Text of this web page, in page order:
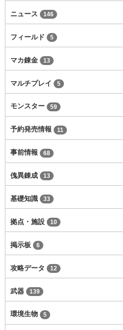
ニュース 146
フィールド 5
マカ錬金 13
マルチプレイ 5
モンスター 59
予約発売情報 11
事前情報 68
傀異錬成 13
基礎知識 33
拠点・施設 10
掲示板 6
攻略データ 12
武器 139
環境生物 5